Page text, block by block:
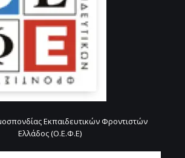
Εκπαιδευτικών Φροντιστών
Ελλάδος (Ο.Ε.Φ.Ε)